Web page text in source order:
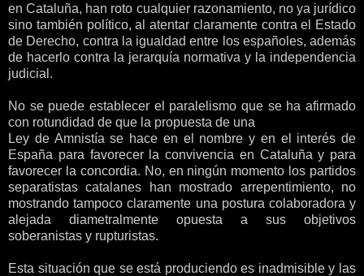
en Cataluña, han roto cualquier razonamiento, no ya jurídico
sino también político, al atentar claramente contra el Estado
de Derecho, contra la igualdad entre los españoles, además
de hacerlo contra la jerarquía normativa y la independencia
judicial.
No se puede establecer el paralelismo que se ha afirmado
con rotundidad de que la propuesta de una
Ley de Amnistía se hace en el nombre y en el interés de
España para favorecer la convivencia en Cataluña y para
favorecer la concordia. No, en ningún momento los partidos
separatistas catalanes han mostrado arrepentimiento, no
mostrando tampoco claramente una postura colaboradora y
alejada diametralmente opuesta a sus objetivos
soberanistas y rupturistas.
Esta situación que se está produciendo es inadmisible y las